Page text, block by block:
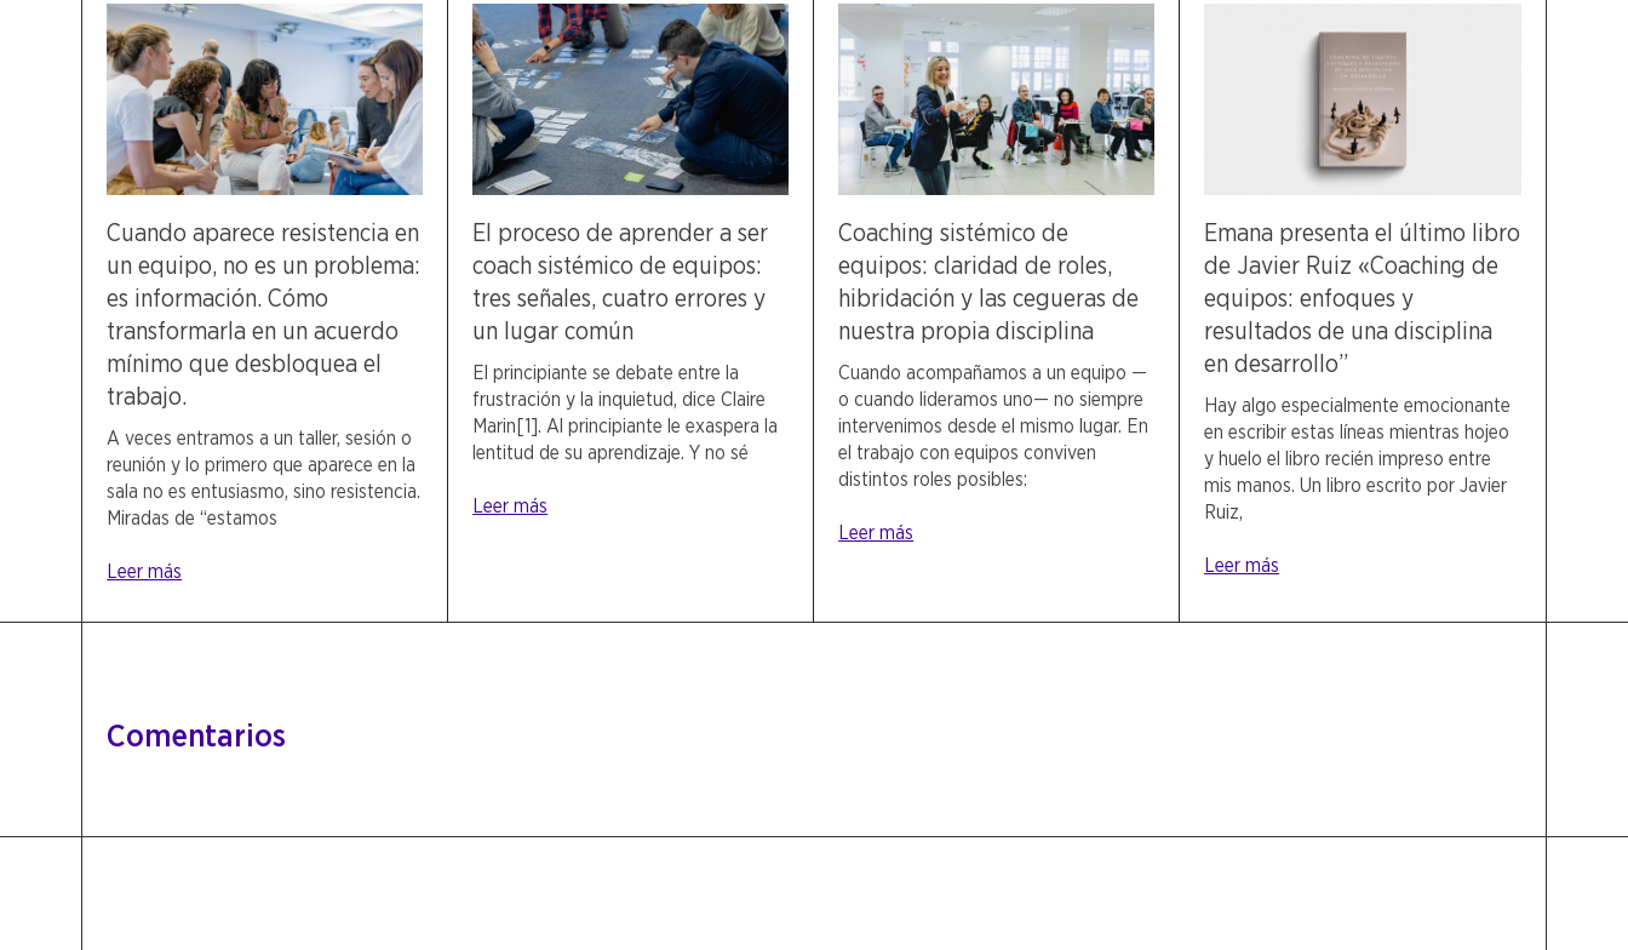
Cuando aparece resistencia en
un equipo, no es un problema:
es información. Cómo
transformarla en un acuerdo
mínimo que desbloquea el
trabajo.
A veces entramos a un taller, sesión o
reunión y lo primero que aparece en la
sala no es entusiasmo, sino resistencia.
Miradas de “estamos
Leer más
El proceso de aprender a ser
coach sistémico de equipos:
tres señales, cuatro errores y
un lugar común
El principiante se debate entre la
frustración y la inquietud, dice Claire
Marin[1]. Al principiante le exaspera la
lentitud de su aprendizaje. Y no sé
Leer más
Coaching sistémico de
equipos: claridad de roles,
hibridación y las cegueras de
nuestra propia disciplina
Cuando acompañamos a un equipo —
o cuando lideramos uno— no siempre
intervenimos desde el mismo lugar. En
el trabajo con equipos conviven
distintos roles posibles:
Leer más
Emana presenta el último libro
de Javier Ruiz «Coaching de
equipos: enfoques y
resultados de una disciplina
en desarrollo”
Hay algo especialmente emocionante
en escribir estas líneas mientras hojeo
y huelo el libro recién impreso entre
mis manos. Un libro escrito por Javier
Ruiz,
Leer más
Comentarios